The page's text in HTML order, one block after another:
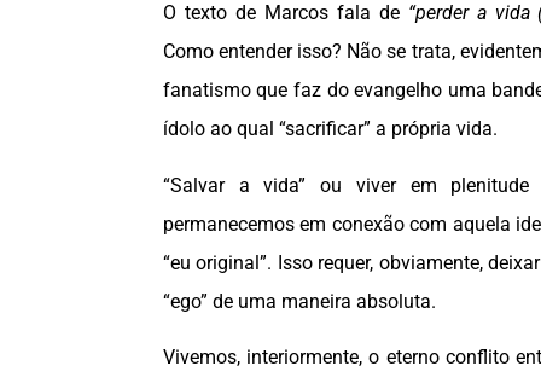
O texto de Marcos fala de “perder a vida
Como entender isso? Não se trata,
fanatismo que faz do evangelho uma
ídolo ao qual “sacrificar” a própria vida.
“Salvar a vida” ou viver em
permanecemos em conexão com aquela
“eu original”. Isso requer, obviamente,
“ego” de uma maneira absoluta.
Vivemos, interiormente, o eterno conflito